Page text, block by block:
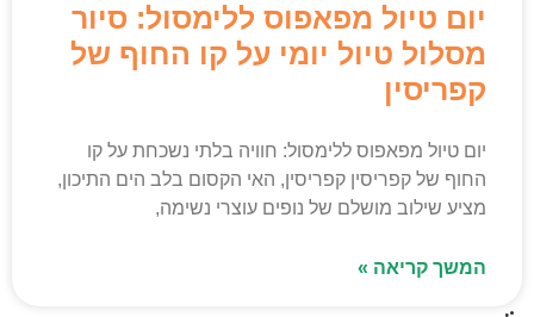
יום טיול מפאפוס ללימסול: סיור
מסלול טיול יומי על קו החוף של
קפריסין
יום טיול מפאפוס ללימסול: חוויה בלתי נשכחת על קו
החוף של קפריסין קפריסין, האי הקסום בלב הים התיכון,
מציע שילוב מושלם של נופים עוצרי נשימה,
המשך קריאה »